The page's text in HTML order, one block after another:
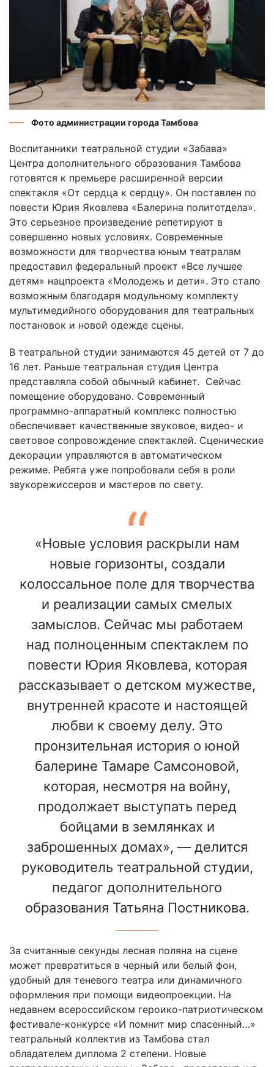
Фото администрации города Тамбова
Воспитанники театральной студии «Забава»
Центра дополнительного образования Тамбова
готовятся к премьере расширенной версии
спектакля «От сердца к сердцу». Он поставлен по
повести Юрия Яковлева «Балерина политотдела».
Это серьезное произведение репетируют в
совершенно новых условиях. Современные
возможности для творчества юным театралам
предоставил федеральный проект «Все лучшее
детям» нацпроекта «Молодежь и дети». Это стало
возможным благодаря модульному комплекту
мультимедийного оборудования для театральных
постановок и новой одежде сцены.
В театральной студии занимаются 45 детей от 7 до
16 лет. Раньше театральная студия Центра
представляла собой обычный кабинет. Сейчас
помещение оборудовано. Современный
программно-аппаратный комплекс полностью
обеспечивает качественные звуковое, видео- и
световое сопровождение спектаклей. Сценические
декорации управляются в автоматическом
режиме. Ребята уже попробовали себя в роли
звукорежиссеров и мастеров по свету.
«Новые условия раскрыли нам
новые горизонты, создали
колоссальное поле для творчества
и реализации самых смелых
замыслов. Сейчас мы работаем
над полноценным спектаклем по
повести Юрия Яковлева, которая
рассказывает о детском мужестве,
внутренней красоте и настоящей
любви к своему делу. Это
пронзительная история о юной
балерине Тамаре Самсоновой,
которая, несмотря на войну,
продолжает выступать перед
бойцами в землянках и
заброшенных домах», — делится
руководитель театральной студии,
педагог дополнительного
образования Татьяна Постникова.
За считанные секунды лесная поляна на сцене
может превратиться в черный или белый фон,
удобный для теневого театра или динамичного
оформления при помощи видеопроекции. На
недавнем всероссийском героико-патриотическом
фестивале-конкурсе «И помнит мир спасенный…»
театральный коллектив из Тамбова стал
обладателем диплома 2 степени. Новые